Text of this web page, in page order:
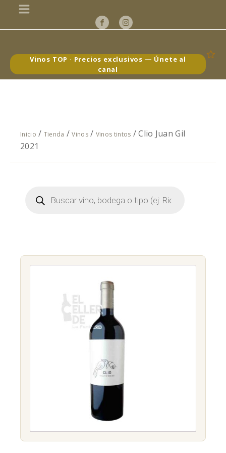
Vinos TOP · Precios exclusivos — Únete al
canal
Inicio / Tienda /Vinos/ Vinos tintos / Clio Juan Gil
2021
Búsqueda